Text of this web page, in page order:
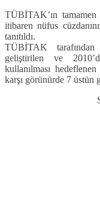
TÜBİTAK’ın
itibaren nüfus
tanıtıldı.
TÜBİTAK
geliştirilen ve
kullanılması
karşı görünürde 7